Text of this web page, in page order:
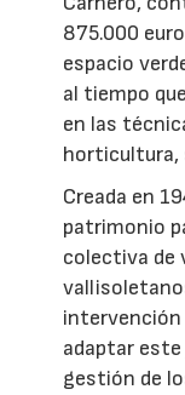
875.000
espacio
al tiempo
en las
horticultura,
Creada en
patrimonio
colectiva de
intervención
adaptar
gestión de